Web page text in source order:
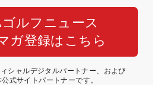
ルフニュース
ガ登録はこちら
シャルデジタルパートナー、および
式サイトパートナーです。